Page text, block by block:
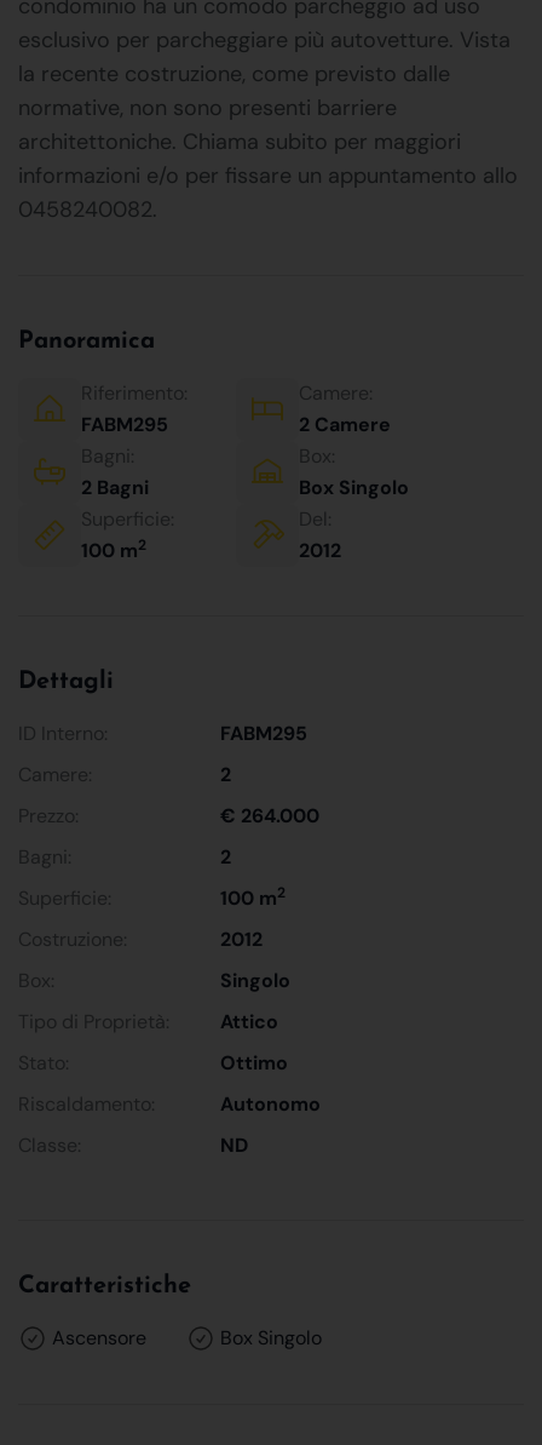
esclusivo per parcheggiare più autovetture. Vista
la recente costruzione, come previsto dalle
normative, non sono presenti barriere
architettoniche. Chiama subito per maggiori
informazioni e/o per fissare un appuntamento allo
0458240082.
Panoramica
Riferimento:
FABM295
Camere:
2 Camere
Bagni:
2 Bagni
Box:
Box Singolo
Superficie:
100 m2
Del:
2012
Dettagli
ID Interno:
FABM295
Camere:
2
Prezzo:
€ 264.000
Bagni:
2
Superficie:
100 m2
Costruzione:
2012
Box:
Singolo
Tipo di Proprietà:
Attico
Stato:
Ottimo
Riscaldamento:
Autonomo
Classe:
ND
Caratteristiche
Ascensore Box Singolo